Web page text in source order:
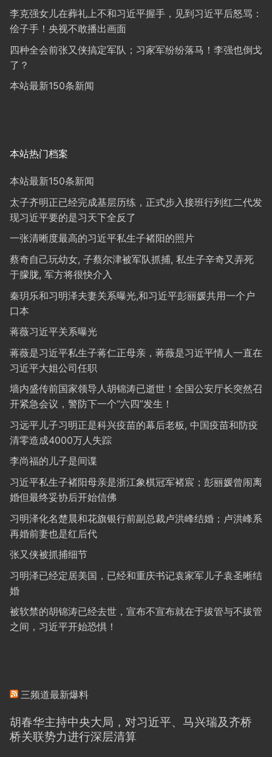
李克强女儿在葬礼上不和习近平握手，见到习近平后怒骂：
侩子手！央视不敢播出画面
四种全会前张又侠搞定军队；习家军纷纷落马！李强也倒戈
了？
本站最新150条新闻
本站热门档案
本站最新150条新闻
太子齐明正已经完成基层历练，正式步入接班行列红二代发
现习近平要的是习天下全反了
一张清晰度最高的习近平私生子褚阳的照片
蔡奇自己玩幼女, 子蔡尔津被军队抓捕, 私生子辛奇又弄死
于朦胧, 军方将很快介入
秦玥乐和习明泽夫妻关系曝光,和习近平彭丽媛共用一个户
口本
蒋薇习近平关系曝光
蒋薇是习近平私生子蒋仁正母亲，蒋薇是习近平情人一直在
习近平大姐公司任职
墙内盛传前国家领导人胡锦涛已逝世！全国公安厅长突然召
开紧急会议，警防下一个“六四”发生！
习远平儿子习明正是科兴疫苗的幕后老板, 中国疫苗和防疫
清零造成4000万人失踪
李尚福的儿子是间谍
习近平私生子褚阳母亲是浙江象棋冠军褚宸；彭丽媛曾闹离
婚但最终妥协后开始信佛
习明泽化名楚晨和花旗银行前副总裁卢洪峰结婚；卢洪峰系
再婚前妻也是红后代
张又侠被抓捕细节
习明泽已经定居美国，已经和重庆书记袁家军儿子袁圣晰结
婚
被软禁的胡锦涛已经去世，宣布不宣布就在于拔管与不拔管
之间，习近平开始恐惧！
三频道最新爆料
胡春华主持中央大局，对习近平、马兴瑞及齐桥
桥关联势力进行深层清算